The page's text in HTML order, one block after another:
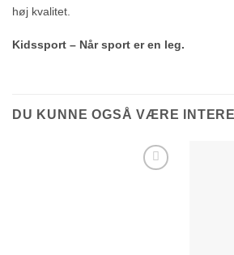
høj kvalitet.
Kidssport – Når sport er en leg.
DU KUNNE OGSÅ VÆRE